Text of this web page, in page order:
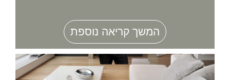
המשך קריאה נוספת